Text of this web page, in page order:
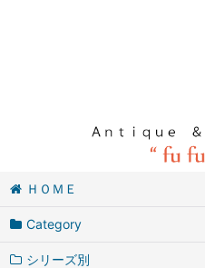
ＨＯＭＥ
Category
シリーズ別